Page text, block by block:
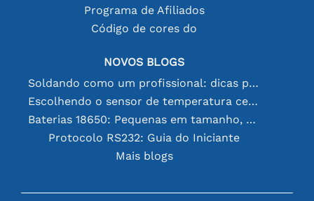
Programa de Afiliados
Código de cores do
NOVOS BLOGS
Soldando como um profissional: dicas para conexões eletrônicas perfeitas
Escolhendo o sensor de temperatura certo [youtube]
Baterias 18650: Pequenas em tamanho, grandes em desempenho
Protocolo RS232: Guia do Iniciante
Mais blogs